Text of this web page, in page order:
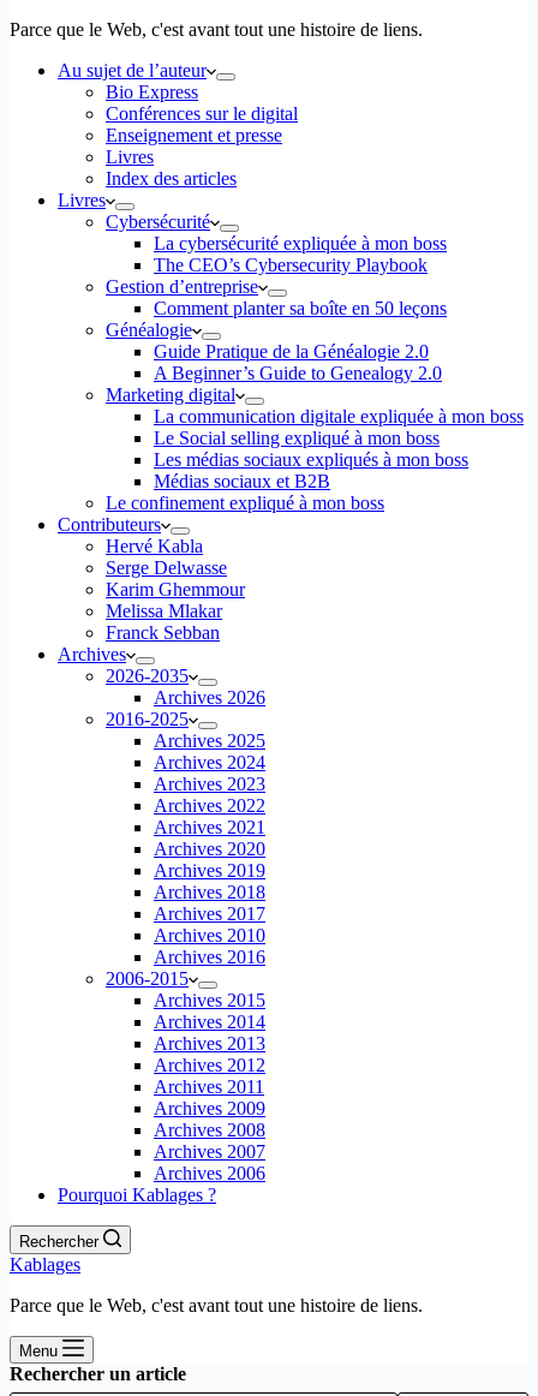
Parce que le Web, c'est avant tout une histoire de liens.
Au sujet de l’auteur
Bio Express
Conférences sur le digital
Enseignement et presse
Livres
Index des articles
Livres
Cybersécurité
La cybersécurité expliquée à mon boss
The CEO’s Cybersecurity Playbook
Gestion d’entreprise
Comment planter sa boîte en 50 leçons
Généalogie
Guide Pratique de la Généalogie 2.0
A Beginner’s Guide to Genealogy 2.0
Marketing digital
La communication digitale expliquée à mon boss
Le Social selling expliqué à mon boss
Les médias sociaux expliqués à mon boss
Médias sociaux et B2B
Le confinement expliqué à mon boss
Contributeurs
Hervé Kabla
Serge Delwasse
Karim Ghemmour
Melissa Mlakar
Franck Sebban
Archives
2026-2035
Archives 2026
2016-2025
Archives 2025
Archives 2024
Archives 2023
Archives 2022
Archives 2021
Archives 2020
Archives 2019
Archives 2018
Archives 2017
Archives 2010
Archives 2016
2006-2015
Archives 2015
Archives 2014
Archives 2013
Archives 2012
Archives 2011
Archives 2009
Archives 2008
Archives 2007
Archives 2006
Pourquoi Kablages ?
Rechercher
Kablages
Parce que le Web, c'est avant tout une histoire de liens.
Menu
Rechercher un article